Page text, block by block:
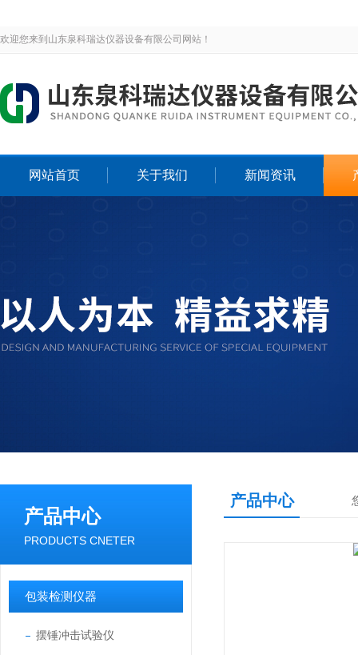
欢迎您来到山东泉科瑞达仪器设备有限公司网站！
网站首页 关于我们 新闻资讯
产品中心
PRODUCTS CNETER
包装检测仪器
摆锤冲击试验仪
产品中心